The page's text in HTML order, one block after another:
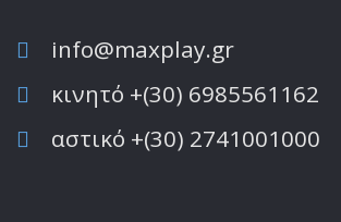
info@maxplay.gr
κινητό +(30) 6985561162
αστικό +(30) 2741001000